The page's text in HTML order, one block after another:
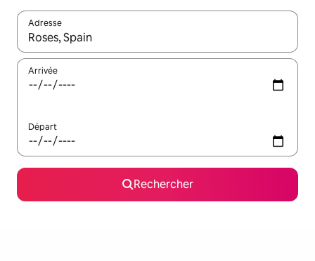
Adresse
Lorsque les résultats s'affichent, utilisez les flèches vers le
Arrivée
Départ
Rechercher